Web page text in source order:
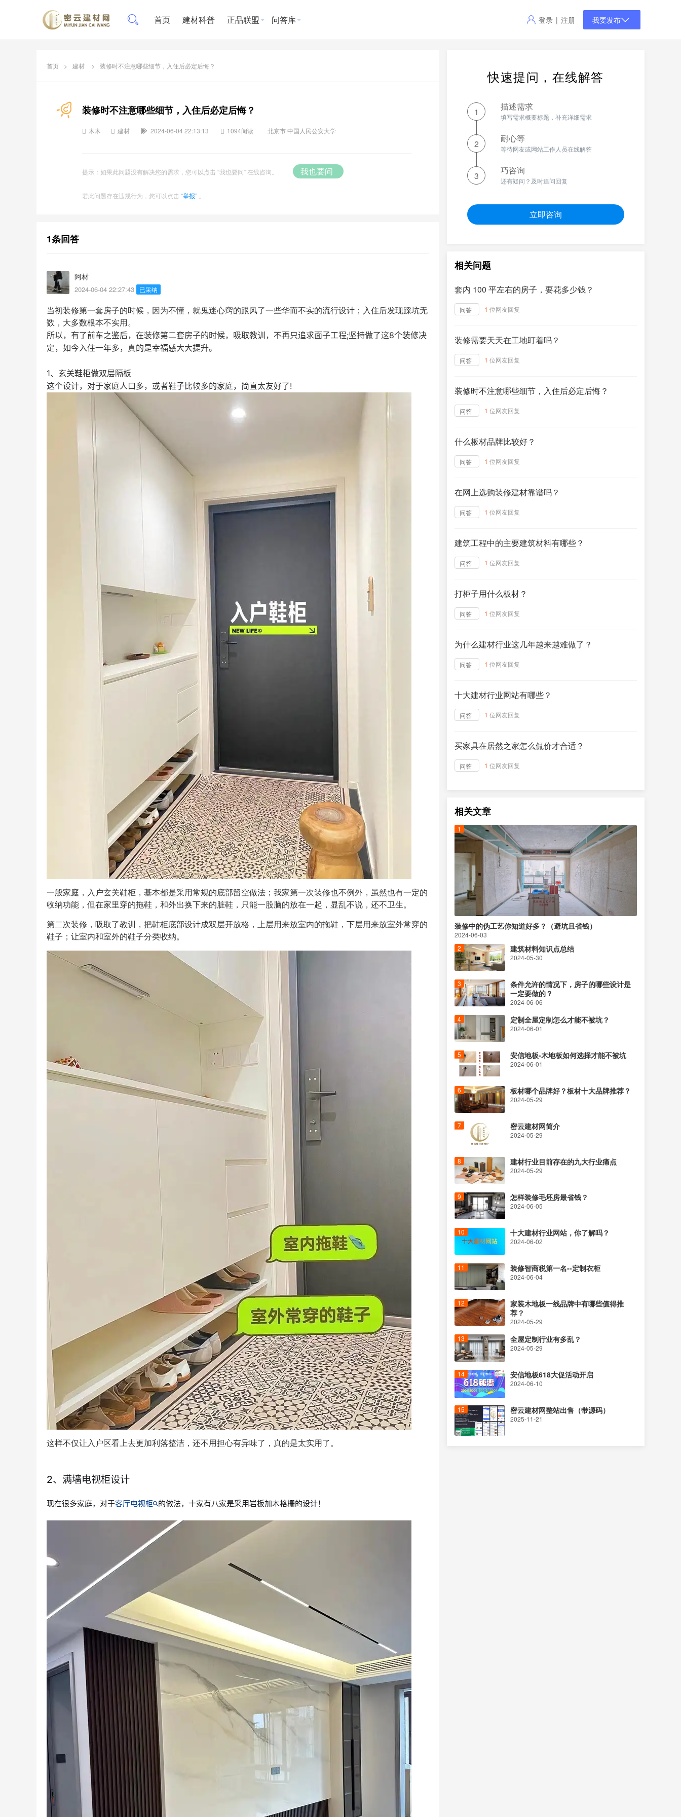
首页 建材科普 正品联盟 问答库 登录 | 注册 我要发布
首页 > 建材 > 装修时不注意哪些细节，入住后必定后悔？
装修时不注意哪些细节，入住后必定后悔？
木木 建材 2024-06-04 22:13:13 1094阅读 北京市 中国人民公安大学
提示：如果此问题没有解决您的需求，您可以点击 “我也要问” 在线咨询。 我也要问
若此问题存在违规行为，您可以点击“举报”
1条回答
阿材
2024-06-04 22:27:43 已采纳
当初装修第一套房子的时候，因为不懂，就鬼迷心窍的跟风了一些华而不实的流行设计；入住后发现踩坑无
数，大多数根本不实用。
所以，有了前车之鉴后，在装修第二套房子的时候，吸取教训，不再只追求面子工程;坚持做了这8个装修决
定，如今入住一年多，真的是幸福感大大提升。
1、玄关鞋柜做双层隔板
这个设计，对于家庭人口多，或者鞋子比较多的家庭，简直太友好了!
一般家庭，入户玄关鞋柜，基本都是采用常规的底部留空做法；我家第一次装修也不例外，虽然也有一定的
收纳功能，但在家里穿的拖鞋，和外出换下来的脏鞋，只能一股脑的放在一起，显乱不说，还不卫生。
第二次装修，吸取了教训，把鞋柜底部设计成双层开放格，上层用来放室内的拖鞋，下层用来放室外常穿的
鞋子；让室内和室外的鞋子分类收纳。
这样不仅让入户区看上去更加利落整洁，还不用担心有异味了，真的是太实用了。
2、满墙电视柜设计
现在很多家庭，对于客厅电视柜 的做法，十家有八家是采用岩板加木格栅的设计！
快速提问，在线解答
1 描述需求
填写需求概要标题，补充详细需求
2 耐心等
等待网友或网站工作人员在线解答
3 巧咨询
还有疑问？及时追问回复
立即咨询
相关问题
套内 100 平左右的房子，要花多少钱？
问答 1 位网友回复
装修需要天天在工地盯着吗？
问答 1 位网友回复
装修时不注意哪些细节，入住后必定后悔？
问答 1 位网友回复
什么板材品牌比较好？
问答 1 位网友回复
在网上选购装修建材靠谱吗？
问答 1 位网友回复
建筑工程中的主要建筑材料有哪些？
问答 1 位网友回复
打柜子用什么板材？
问答 1 位网友回复
为什么建材行业这几年越来越难做了？
问答 1 位网友回复
十大建材行业网站有哪些？
问答 1 位网友回复
买家具在居然之家怎么侃价才合适？
问答 1 位网友回复
相关文章
装修中的伪工艺你知道好多？（避坑且省钱）
2024-06-03
建筑材料知识点总结
2024-05-30
条件允许的情况下，房子的哪些设计是
一定要做的？
2024-06-06
定制全屋定制怎么才能不被坑？
2024-06-01
安信地板-木地板如何选择才能不被坑
2024-06-01
板材哪个品牌好？板材十大品牌推荐？
2024-05-29
密云建材网简介
2024-05-29
建材行业目前存在的九大行业痛点
2024-05-29
怎样装修毛坯房最省钱？
2024-06-05
十大建材行业网站，你了解吗？
2024-06-02
装修智商税第一名--定制衣柜
2024-06-04
家装木地板一线品牌中有哪些值得推
荐？
2024-05-29
全屋定制行业有多乱？
2024-05-29
安信地板618大促活动开启
2024-06-10
密云建材网整站出售（带源码）
2025-11-21